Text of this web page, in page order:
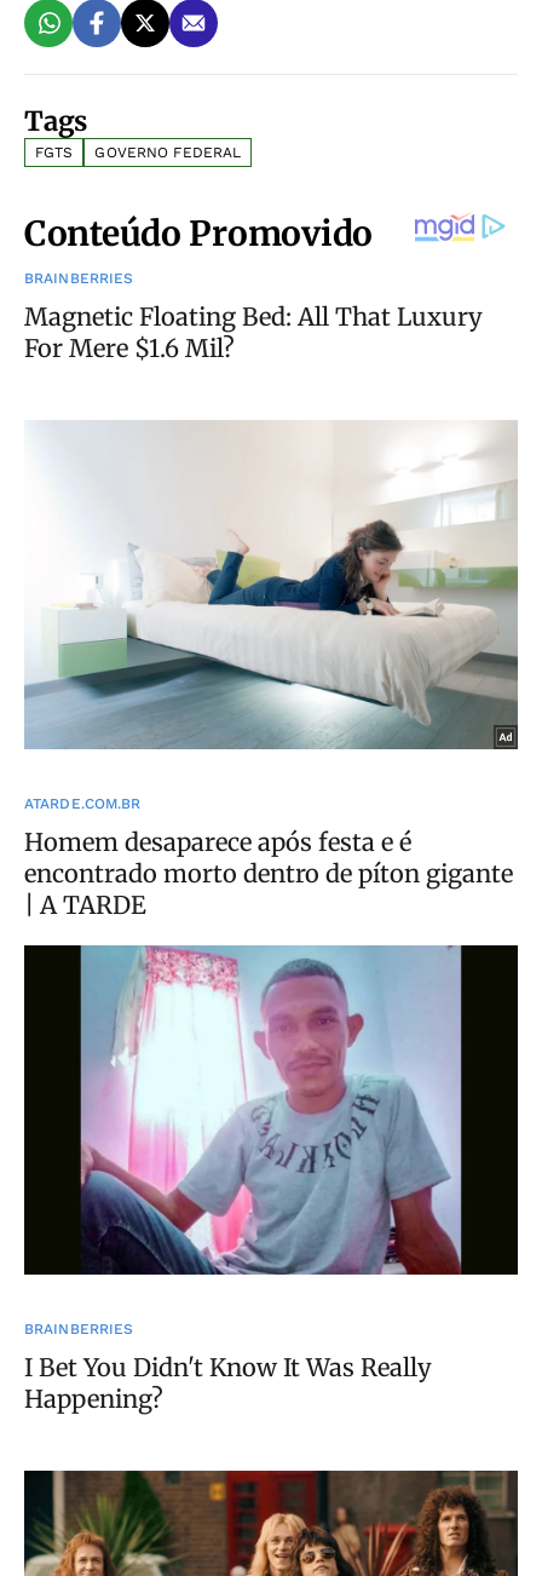
Tags
FGTS GOVERNO FEDERAL